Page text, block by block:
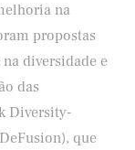
na
propostas
na diversidade e
das
Diversity-
que